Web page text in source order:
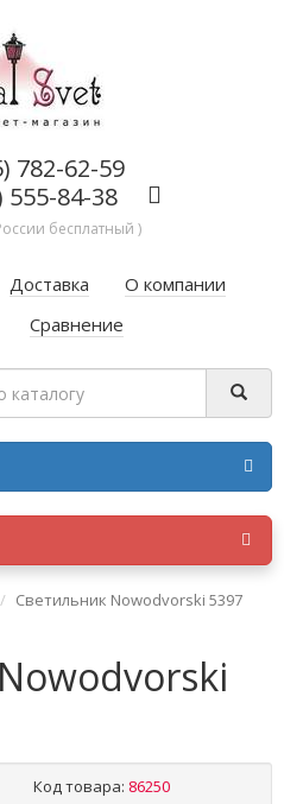
782-62-59
555-84-38
бесплатный )
Доставка
О компании
Сравнение
Светильник Nowodvorski 5397
Код товара: 86250